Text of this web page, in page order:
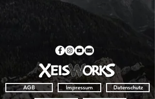
AGB Impressum Datenschutz